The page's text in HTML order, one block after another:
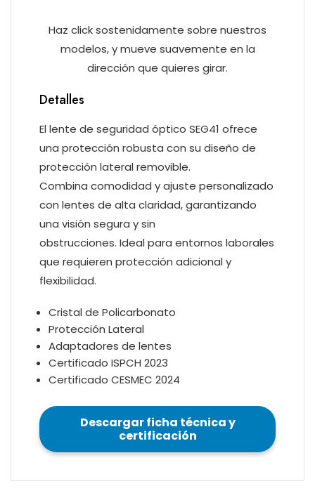
Haz click sostenidamente sobre nuestros
modelos, y mueve suavemente en la
dirección que quieres girar.
Detalles
El lente de seguridad óptico SEG41 ofrece
una protección robusta con su diseño de
protección lateral removible.
Combina comodidad y ajuste personalizado
con lentes de alta claridad, garantizando
una visión segura y sin
obstrucciones. Ideal para entornos laborales
que requieren protección adicional y
flexibilidad.
Cristal de Policarbonato
Protección Lateral
Adaptadores de lentes
Certificado ISPCH 2023
Certificado CESMEC 2024
Descargar ficha técnica y
certificación